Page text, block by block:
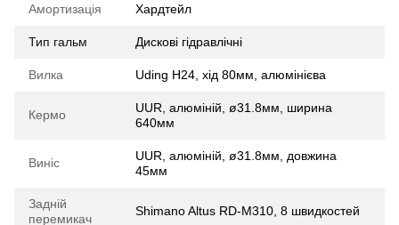
Амортизація Хардтейл
Тип гальм Дискові гідравлічні
Вилка Uding H24, хід 80мм, алюмінієва
Кермо
UUR, алюміній, ø31.8мм, ширина
640мм
Виніс
UUR, алюміній, ø31.8мм, довжина
45мм
Задній
перемикач
Shimano Altus RD-M310, 8 швидкостей